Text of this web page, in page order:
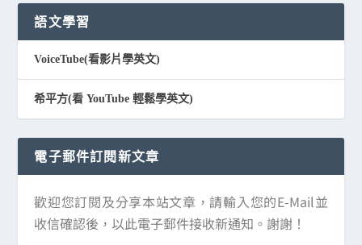
語文學習
VoiceTube(看影片學英文)
希平方(看 YouTube 輕鬆學英文)
電子郵件訂閱新文章
歡迎您訂閱及分享本站文章，請輸入您的E-Mail並
收信確認後，以此電子郵件接收新通知。謝謝！